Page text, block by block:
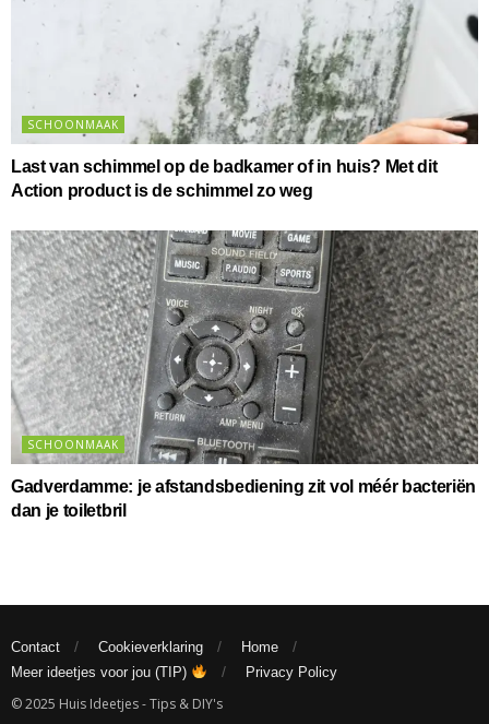
SCHOONMAAK
Last van schimmel op de badkamer of in huis? Met dit
Action product is de schimmel zo weg
SCHOONMAAK
Gadverdamme: je afstandsbediening zit vol méér bacteriën
dan je toiletbril
Contact Cookieverklaring
Home
Meer ideetjes voor jou (TIP)
Privacy Policy
© 2025 Huis Ideetjes - Tips & DIY's